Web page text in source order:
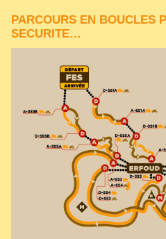
​PARCOURS EN BOUCLES
SECURITE…